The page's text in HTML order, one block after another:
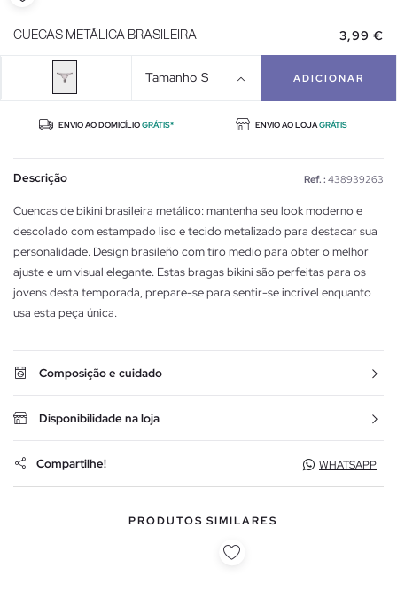
CUECAS METÁLICA BRASILEIRA 3,99 €
Tamanho S ADICIONAR
ENVIO AO DOMICÍLIOGRÁTIS* ENVIO AO LOJAGRÁTIS
Descrição Ref. : 438939263
Cuencas de bikini brasileira metálico: mantenha seu look moderno e
descolado com estampado liso e tecido metalizado para destacar sua
personalidade. Design brasileño com tiro medio para obter o melhor
ajuste e um visual elegante. Estas bragas bikini são perfeitas para os
jovens desta temporada, prepare-se para sentir-se incrível enquanto
usa esta peça única.
Composição e cuidado
Disponibilidade na loja
Compartilhe! WHATSAPP
PRODUTOS SIMILARES